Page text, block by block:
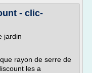
- clic-
jardin
rayon de serre de
les a